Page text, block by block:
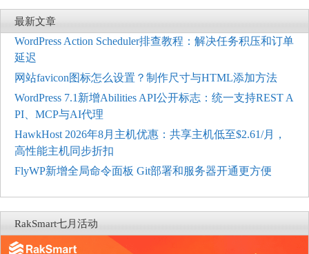
最新文章
WordPress Action Scheduler排查教程：解决任务积压和订单
延迟
网站favicon图标怎么设置？制作尺寸与HTML添加方法
WordPress 7.1新增Abilities API公开标志：统一支持REST A
PI、MCP与AI代理
HawkHost 2026年8月主机优惠：共享主机低至$2.61/月，
高性能主机同步折扣
FlyWP新增全局命令面板 Git部署和服务器开通更方便
RakSmart七月活动